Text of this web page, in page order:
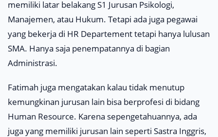
memiliki latar belakang S1 Jurusan Psikologi,
Manajemen, atau Hukum. Tetapi ada juga pegawai
yang bekerja di HR Departementtetapi hanya lulusan
SMA. Hanya saja penempatannya di bagian
Administrasi.
Fatimah juga mengatakan kalau tidak menutup
kemungkinan jurusan lain bisa berprofesi di bidang
Human Resource. Karena sepengetahuannya, ada
juga yang memiliki jurusan lain seperti Sastra Inggris,